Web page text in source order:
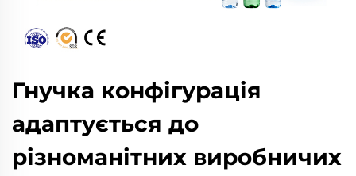
Гнучка конфігурація
адаптується до
різноманітних виробничих